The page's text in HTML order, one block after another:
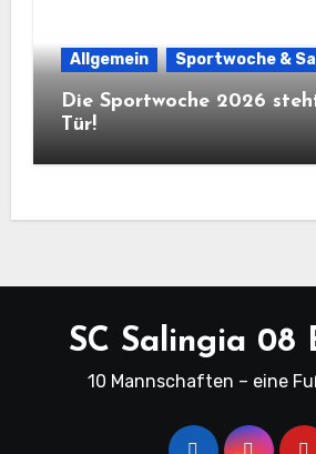
Allgemein Sportwoche &
Die Sportwoche 2026
Tür!
SC Salingia 08
10 Mannschaften – eine